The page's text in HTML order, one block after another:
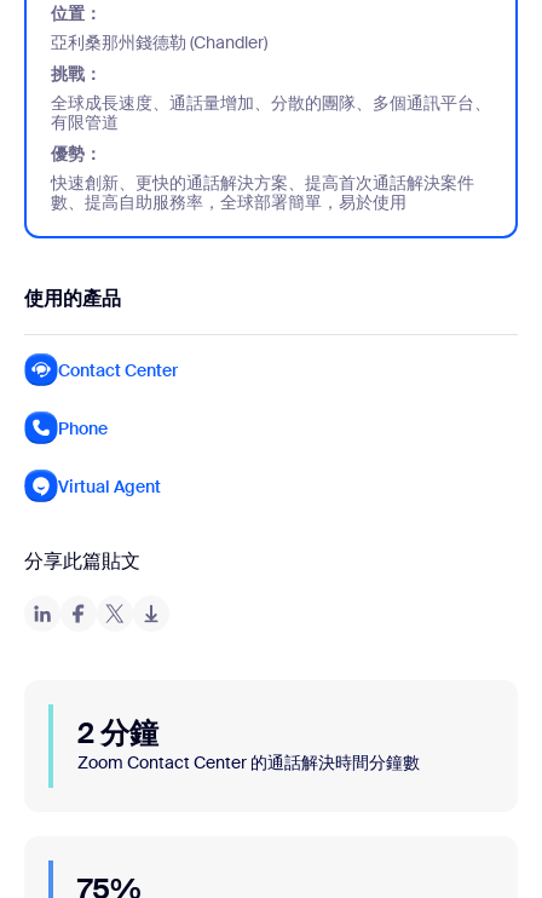
位置：
亞利桑那州錢德勒 (Chandler)
挑戰：
全球成長速度、通話量增加、分散的團隊、多個通訊平台、
有限管道
優勢：
快速創新、更快的通話解決方案、提高首次通話解決案件
數、提高自助服務率，全球部署簡單，易於使用
使用的產品
Contact Center
Phone
Virtual Agent
分享此篇貼文
2 分鐘
Zoom Contact Center 的通話解決時間分鐘數
75%